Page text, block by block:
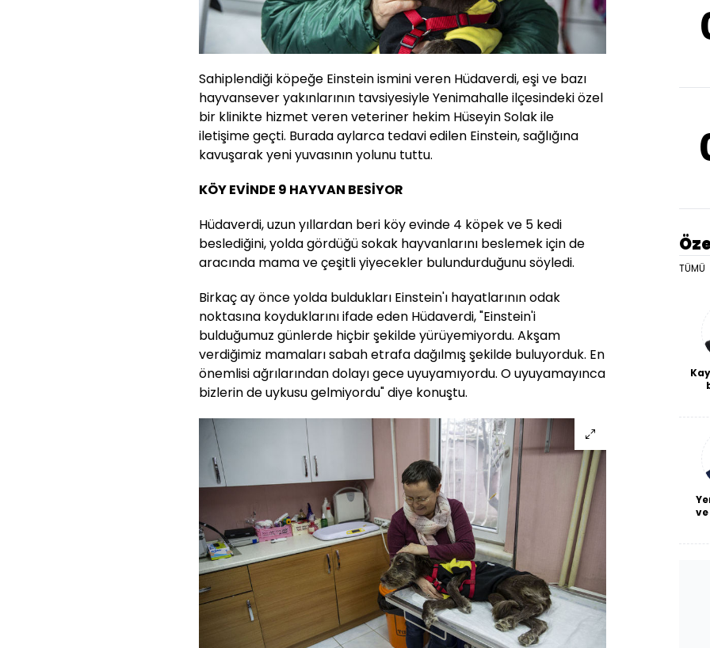
Sahiplendiği köpeğe Einstein ismini veren Hüdaverdi, eşi ve bazı
hayvansever yakınlarının tavsiyesiyle Yenimahalle ilçesindeki özel
bir klinikte hizmet veren veteriner hekim Hüseyin Solak ile
iletişime geçti. Burada aylarca tedavi edilen Einstein, sağlığına
kavuşarak yeni yuvasının yolunu tuttu.
KÖY EVİNDE 9 HAYVAN BESİYOR
Hüdaverdi, uzun yıllardan beri köy evinde 4 köpek ve 5 kedi
beslediğini, yolda gördüğü sokak hayvanlarını beslemek için de
aracında mama ve çeşitli yiyecekler bulundurduğunu söyledi.
Birkaç ay önce yolda buldukları Einstein'ı hayatlarının odak
noktasına koyduklarını ifade eden Hüdaverdi, "Einstein'i
bulduğumuz günlerde hiçbir şekilde yürüyemiyordu. Akşam
verdiğimiz mamaları sabah etrafa dağılmış şekilde buluyorduk. En
önemlisi ağrılarından dolayı gece uyuyamıyordu. O uyuyamayınca
bizlerin de uykusu gelmiyordu" diye konuştu.
TÜMÜ